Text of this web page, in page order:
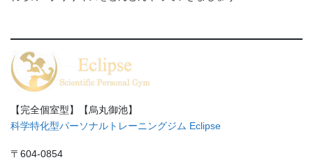
【完全個室型】【烏丸御池】
科学特化型パーソナルトレーニングジム Eclipse
〒604-0854